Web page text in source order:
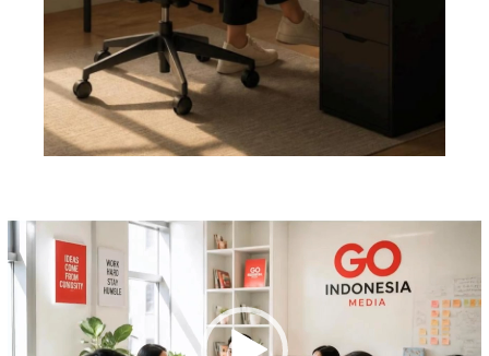
Pemutar
Video